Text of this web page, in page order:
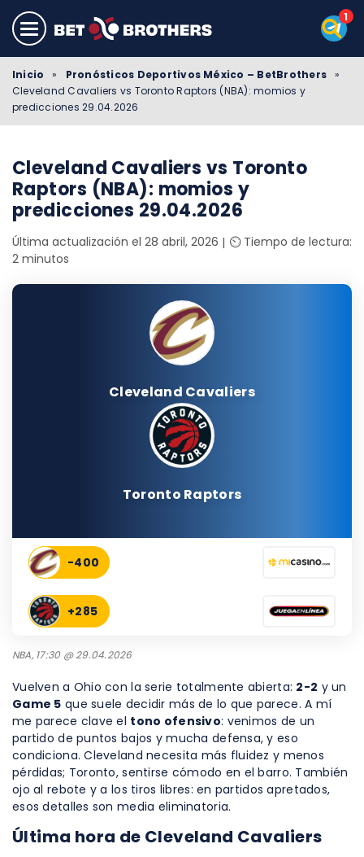
Inicio » Pronósticos Deportivos México – BetBrothers »
Cleveland Cavaliers vs Toronto Raptors (NBA): momios y
predicciones 29.04.2026
Cleveland Cavaliers vs Toronto
Raptors (NBA): momios y
predicciones 29.04.2026
Última actualización el 28 abril, 2026
⏲️ Tiempo de lectura:
2 minutos
Cleveland Cavaliers
Toronto Raptors
-400
+285
NBA, 17:30 @ 29.04.2026
Vuelven a Ohio con la serie totalmente abierta: 2-2 y un
Game 5 que suele decidir más de lo que parece. A mí
me parece clave el tono ofensivo: venimos de un
partido de puntos bajos y mucha defensa, y eso
condiciona. Cleveland necesita más fluidez y menos
pérdidas; Toronto, sentirse cómodo en el barro. También
ojo al rebote y a los tiros libres: en partidos apretados,
esos detalles son media eliminatoria.
Última hora de Cleveland Cavaliers